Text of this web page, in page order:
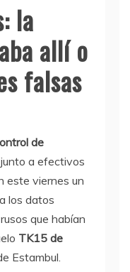
la
allí o
falsas
de
junto a efectivos
este viernes un
los datos
que habían
TK15 de
Estambul.